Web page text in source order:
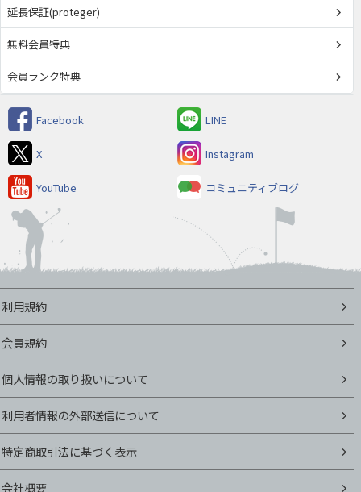
延長保証(proteger)
無料会員特典
会員ランク特典
Facebook LINE
X Instagram
YouTube コミュニティブログ
利用規約
会員規約
個人情報の取り扱いについて
利用者情報の外部送信について
特定商取引法に基づく表示
会社概要